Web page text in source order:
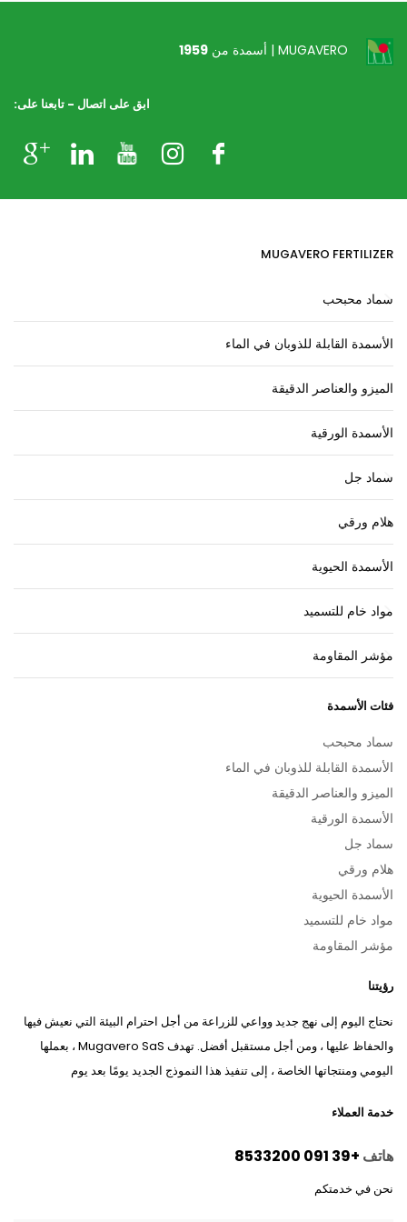
MUGAVERO | أسمدة من 1959
ابق على اتصال - تابعنا على:
MUGAVERO FERTILIZER
سماد محبحب
الأسمدة القابلة للذوبان في الماء
الميزو والعناصر الدقيقة
الأسمدة الورقية
سماد جل
هلام ورقي
الأسمدة الحيوية
مواد خام للتسميد
مؤشر المقاومة
فئات الأسمدة
سماد محبحب
الأسمدة القابلة للذوبان في الماء
الميزو والعناصر الدقيقة
الأسمدة الورقية
سماد جل
هلام ورقي
الأسمدة الحيوية
مواد خام للتسميد
مؤشر المقاومة
رؤيتنا
نحتاج اليوم إلى نهج جديد وواعي للزراعة من أجل احترام البيئة التي نعيش فيها
والحفاظ عليها ، ومن أجل مستقبل أفضل. تهدف Mugavero SaS ، بعملها
اليومي ومنتجاتها الخاصة ، إلى تنفيذ هذا النموذج الجديد يومًا بعد يوم
خدمة العملاء
هاتف +39 091 8533200
نحن في خدمتكم